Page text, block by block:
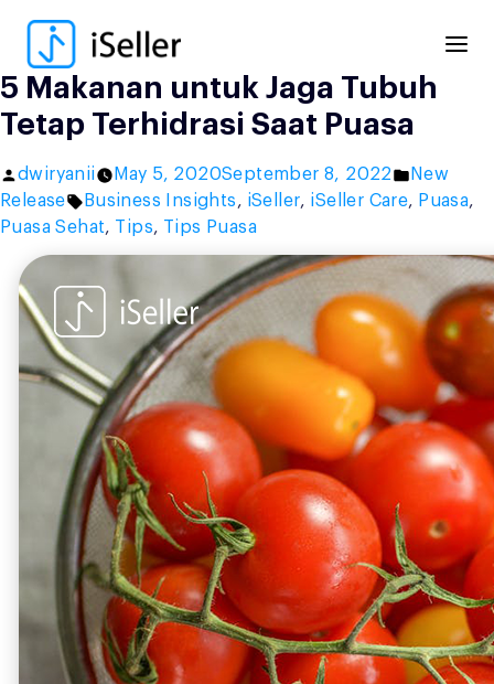
content
5 Makanan untuk Jaga Tubuh
Tetap Terhidrasi Saat Puasa
Posted
by
dwiryanii May 5, 2020September 8, 2022
Posted
in
New
Release
Tags:
Business Insights, iSeller, iSeller Care, Puasa,
Puasa Sehat, Tips, Tips Puasa